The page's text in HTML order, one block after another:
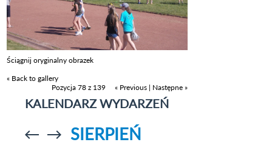
Ściągnij oryginalny obrazek
« Back to gallery
Pozycja 78 z 139
« Previous | Następne »
KALENDARZ WYDARZEŃ
Przejdź doPrzejdź do
SIERPIEŃ